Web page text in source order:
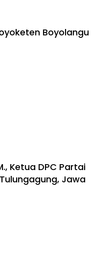
Boyolangu
Ketua DPC Partai
Jawa